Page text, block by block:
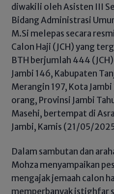
diwakili oleh Asisten III
Bidang Administrasi
M.Si melepas secara
Calon Haji (JCH) yang
BTH berjumlah 444
Jambi 146, Kabupaten
Merangin 197, Kota
orang, Provinsi Jambi
Masehi, bertempat di
Jambi, Kamis (21/05/
Dalam sambutan dan
Mohza menyampaikan
mengajak jemaah calon
memperbanyak istighfar